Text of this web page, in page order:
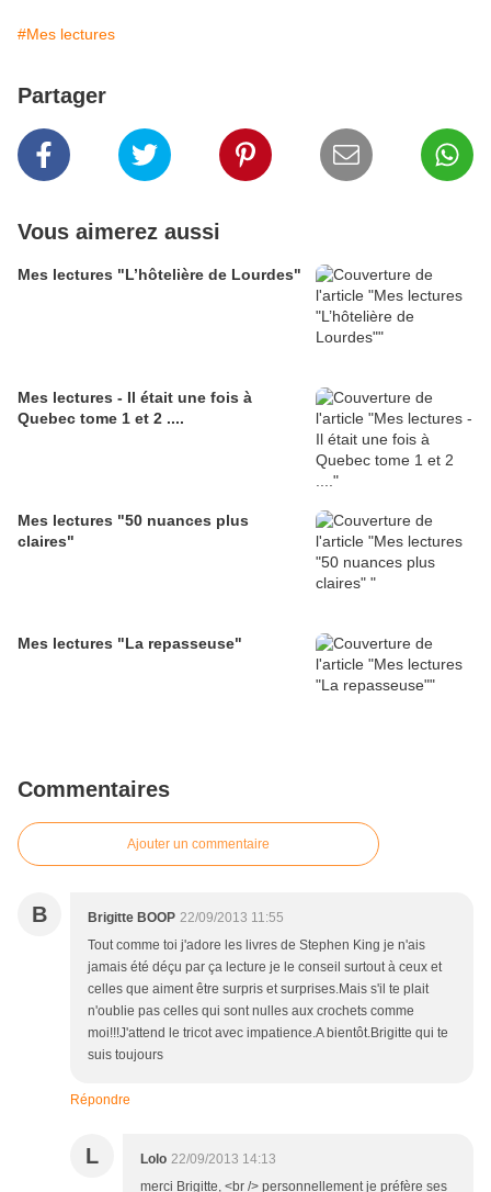
#Mes lectures
Partager
Vous aimerez aussi
Mes lectures "L’hôtelière de Lourdes"
Mes lectures - Il était une fois à
Quebec tome 1 et 2 ....
Mes lectures "50 nuances plus
claires"
Mes lectures "La repasseuse"
Commentaires
Ajouter un commentaire
B Brigitte BOOP 22/09/2013 11:55
Tout comme toi j'adore les livres de Stephen King je n'ais
jamais été déçu par ça lecture je le conseil surtout à ceux et
celles que aiment être surpris et surprises.Mais s'il te plait
n'oublie pas celles qui sont nulles aux crochets comme
moi!!!J'attend le tricot avec impatience.A bientôt.Brigitte qui te
suis toujours
Répondre
L Lolo 22/09/2013 14:13
merci Brigitte, <br /> personnellement je préfère ses